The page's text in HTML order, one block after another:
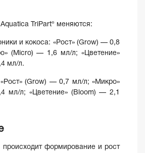
TriPart® меняются:
и кокоса: «Рост» (Grow) — 0,8
(Micro) — 1,6 мл/л; «Цветение»
мл/л.
(Grow) — 0,7 мл/л; «Микро»
мл/л; «Цветение» (Bloom) — 2,1
формирование и рост